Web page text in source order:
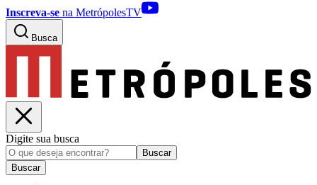
Inscreva-se na MetrópolesTV
Busca
Digite sua busca
Buscar
Buscar